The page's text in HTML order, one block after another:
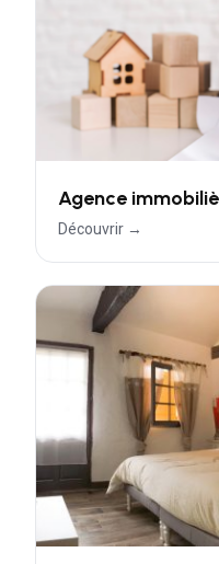
Agence
Découvrir →